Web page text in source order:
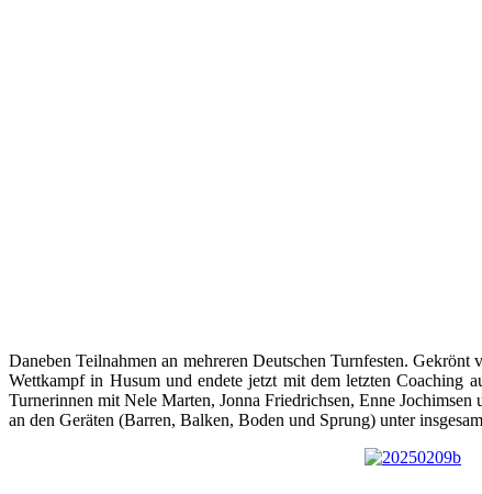
Daneben Teilnahmen an mehreren Deutschen Turnfesten.
Wettkampf in Husum und endete jetzt mit dem letzten Coaching
Turnerinnen mit Nele Marten, Jonna Friedrichsen, Enne
an den Geräten (Barren, Balken, Boden und Sprung) unter